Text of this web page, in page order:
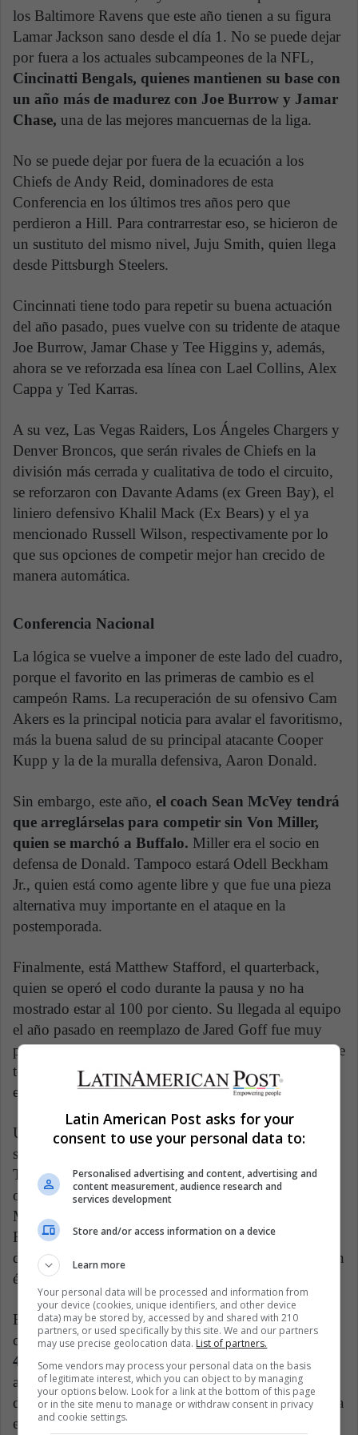
los Baltimore Ravens que este año tienen a su figura
Lamar Jackson sano desde el día 1. No se puede dejar
por fuera a los actuales subcampeones de la NFL,
Cincinatti Bengals, quienes mantienen su base con
un año más de madurez con Joe Burrow y Jamar
Chase, una de las mejores mancuernas de la liga.
No se puede dejar por fuera de la ecuación a los
Chiefs de Andy Reid, dominadores de esta
Conferencia en los últimos tres años pero que
perdieron a Hill. Para contrarrestar eso, se hicieron de
un sustituto del mismo nivel, Juju Smith, quien llega
desde Pittsburgh Steelers.
Cincinnati tiene todo para repetir su buena actuación
del año pasado, pues vuelve con su tridente de ataque
Joe Burrow, Jamar Chase y Tee Higgins y, además,
ahora se ve reforzada esa línea con Lael Collins, Alex
Cappa y Ted Karras.
A su vez, Las Vegas Raiders, Los Ángeles Chargers y
Denver Broncos, que serán rivales de Chiefs en la
división más cerrada y cualitativa de todo el circuito,
se reforzaron con Davante Adams (ex Green Bay), el
liniero defensivo Khalil Mack (Ex Bears) y el ya
mencionado Russell Wilson, respectivamente por lo
que sus opciones de competir mejor han crecido de
manera automática.
Conferencia Nacional
La lógica se vuelve a imponer de este lado del cuadro,
porque el favorito en las primeras de cambio es el
campeón Rams. La recuperación de su ofensivo Cam
Akers es la principal noticia para avalar el favoritismo,
más la buena salud de su principal atacante Cooper
Kupp y la de la muralla defensiva, Aaron Donald.
Sin embargo, este año, el coach Sean McVey tendrá
que arreglárselas para competir sin Von Miller,
quien se marchó a Buffalo. Miller era el socio en
defensa de Donald. Tampoco estará Odell Beckham
Jr., quien está como agente libre y que fue una pieza
alternativa muy importante en el ataque en la
postemporada.
Finalmente, está Matthew Stafford, el quarterback,
quien se operó el codo durante la pausa y no ha
mostrado estar al 100 por ciento. Su llegada al equipo
el año pasado en reemplazo de Jared Goff fue muy
positiva pues generó nuevas opciones de ataque, sobre
todo aéreas, pero, tampoco es un mariscal de élite y el
equipo necesita que esté en su máximo nivel.
Un equipo que cuenta con Tom Brady a la cabeza,
siempre debe ser tomado en cuenta y ese es el caso de
Tampa Bay, segundo favorito en esta Conferencia. La
ofensiva de los Bucs es muy potente con Julio Jones,
Mike Evans, Chris Godwin, Russell Cage y Leonard
Fournette. El regreso del ‘Goat’ tras su corta decisión
de retirarse, fortalece a un equipo que ya era bueno sin
él.
El grupo de candidatos en el lado de la Nacional se
completa conGreen Bay Packers, San Francisco
49ers y Dallas Cowboys.En el caso de Packers, este
año no lucen tan fuertes, sobre todo luego de la salida
de Davante Adams, uno de los socios predilectos de la
estrella Aaron Rodgers, quien ahora solo contará con
Latin American Post asks for your
consent to use your personal data to:
Personalised advertising and content, advertising and
content measurement, audience research and
services development
Store and/or access information on a device
Learn more
Your personal data will be processed and information from
your device (cookies, unique identifiers, and other device
data) may be stored by, accessed by and shared with 210
partners, or used specifically by this site. We and our partners
may use precise geolocation data. List of partners.
Some vendors may process your personal data on the basis
of legitimate interest, which you can object to by managing
your options below. Look for a link at the bottom of this page
or in the site menu to manage or withdraw consent in privacy
and cookie settings.